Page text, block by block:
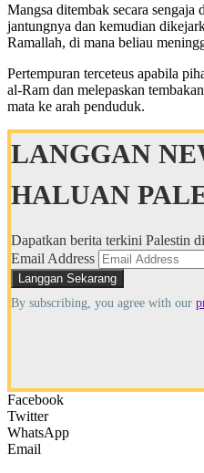
Mangsa ditembak secara sengaja
jantungnya dan kemudian
Ramallah, di mana beliau
Pertempuran terceteus apabila
al-Ram dan melepaskan
mata ke arah penduduk.
LANGGAN
HALUAN
Dapatkan berita terkini Palestin
Email Address
By subscribing, you agree with our
Facebook
Twitter
WhatsApp
Email